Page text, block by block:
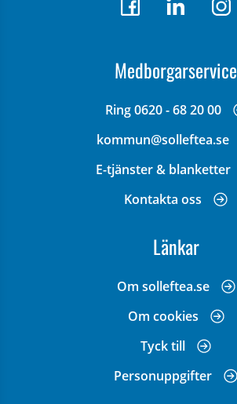
Medborgarservice
Ring 0620 - 68 20 00
kommun@solleftea.se
E-tjänster & blanketter
Kontakta oss
Länkar
Om solleftea.se
Om cookies
Tyck till
Personuppgifter